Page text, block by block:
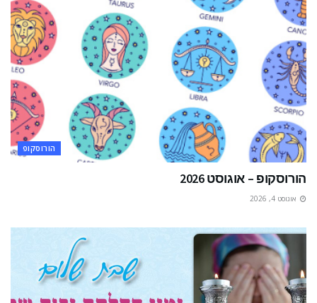
הורוסקופ
הורוסקופ – אוגוסט 2026
אוגוסט 4, 2026